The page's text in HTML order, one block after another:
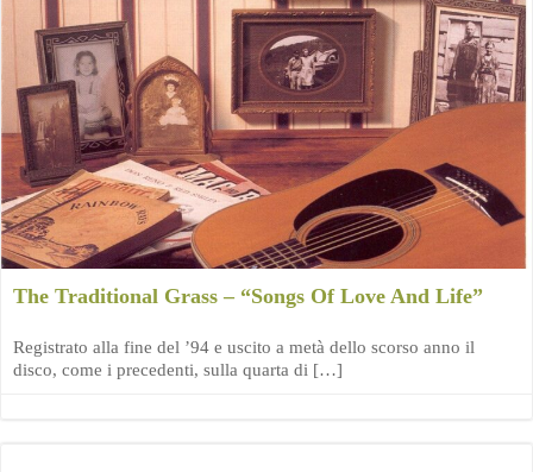
The Traditional Grass – “Songs Of Love And Life”
Registrato alla fine del ’94 e uscito a metà dello scorso anno il
disco, come i precedenti, sulla quarta di […]